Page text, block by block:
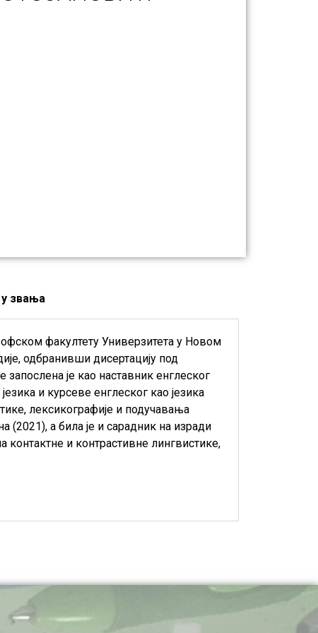
звања
факултету Универзитета у Новом
одбранивши дисертацију под
је као наставник енглеског
и курсеве енглеског као језика
лексикографије и подучавања
(2021), а била је и сарадник на изради
контактне и контрастивне лингвистике,